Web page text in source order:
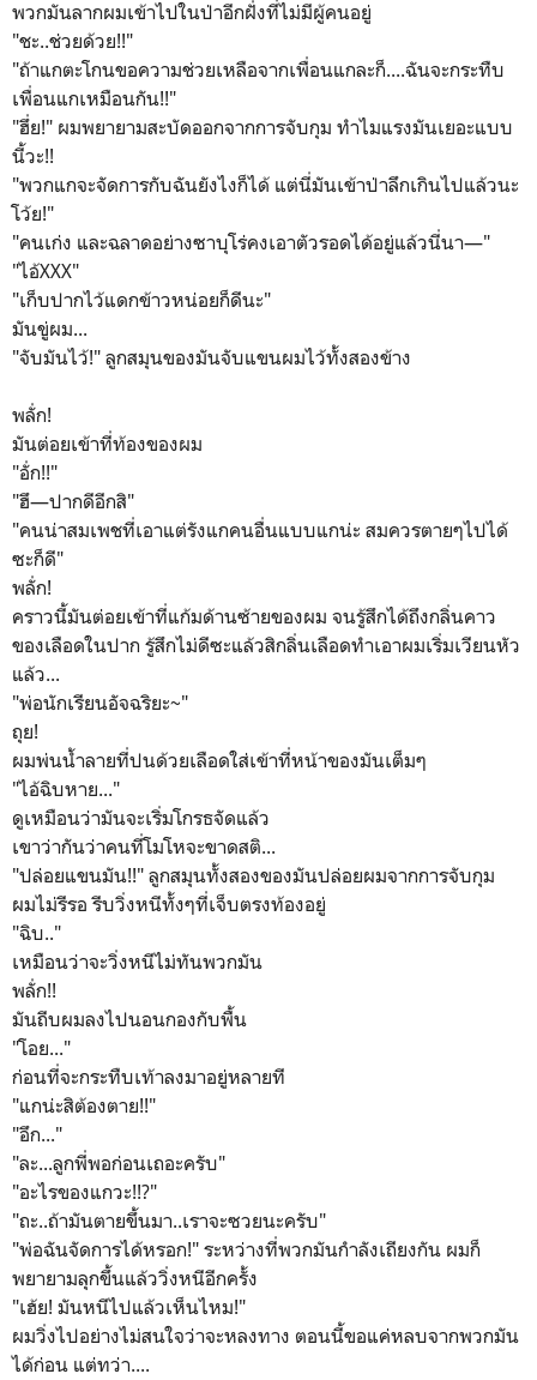
พวกมันลากผมเข้าไปในป่าอีกฝั่งที่ไม่มีผู้คนอยู่
"ชะ..ช่วยด้วย!!"
"ถ้าแกตะโกนขอความช่วยเหลือจากเพื่อนแกละก็....ฉันจะกระทืบ
เพื่อนแกเหมือนกัน!!"
"ฮึ่ย!" ผมพยายามสะบัดออกจากการจับกุม ทำไมแรงมันเยอะแบบ
นี้วะ!!
"พวกแกจะจัดการกับฉันยังไงก็ได้ แต่นี่มันเข้าป่าลึกเกินไปแล้วนะ
โว้ย!"
"คนเก่ง และฉลาดอย่างซาบุโร่คงเอาตัวรอดได้อยู่แล้วนี่นา—"
"ไอ้XXX"
"เก็บปากไว้แดกข้าวหน่อยก็ดีนะ"
มันขู่ผม...
"จับมันไว้!" ลูกสมุนของมันจับแขนผมไว้ทั้งสองข้าง
พลั่ก!
มันต่อยเข้าที่ท้องของผม
"อั่ก!!"
"ฮึ—ปากดีอีกสิ"
"คนน่าสมเพชที่เอาแต่รังแกคนอื่นแบบแกน่ะ สมควรตายๆไปได้
ซะก็ดี"
พลั่ก!
คราวนี้มันต่อยเข้าที่แก้มด้านซ้ายของผม จนรู้สึกได้ถึงกลิ่นคาว
ของเลือดในปาก รู้สึกไม่ดีซะแล้วสิกลิ่นเลือดทำเอาผมเริ่มเวียนหัว
แล้ว...
"พ่อนักเรียนอัจฉริยะ~"
ถุย!
ผมพ่นน้ำลายที่ปนด้วยเลือดใส่เข้าที่หน้าของมันเต็มๆ
"ไอ้ฉิบหาย..."
ดูเหมือนว่ามันจะเริ่มโกรธจัดแล้ว
เขาว่ากันว่าคนที่โมโหจะขาดสติ...
"ปล่อยแขนมัน!!" ลูกสมุนทั้งสองของมันปล่อยผมจากการจับกุม
ผมไม่รีรอ รีบวิ่งหนีทั้งๆที่เจ็บตรงท้องอยู่
"ฉิบ.."
เหมือนว่าจะวิ่งหนีไม่ทันพวกมัน
พลั่ก!!
มันถีบผมลงไปนอนกองกับพื้น
"โอย..."
ก่อนที่จะกระทืบเท้าลงมาอยู่หลายที
"แกน่ะสิต้องตาย!!"
"อึก..."
"ละ...ลูกพี่พอก่อนเถอะครับ"
"อะไรของแกวะ!!?"
"ถะ..ถ้ามันตายขึ้นมา..เราจะซวยนะครับ"
"พ่อฉันจัดการได้หรอก!" ระหว่างที่พวกมันกำลังเถียงกัน ผมก็
พยายามลุกขึ้นแล้ววิ่งหนีอีกครั้ง
"เฮ้ย! มันหนีไปแล้วเห็นไหม!"
ผมวิ่งไปอย่างไม่สนใจว่าจะหลงทาง ตอนนี้ขอแค่หลบจากพวกมัน
ได้ก่อน แต่ทว่า....